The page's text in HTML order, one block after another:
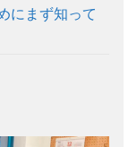
にまず知って